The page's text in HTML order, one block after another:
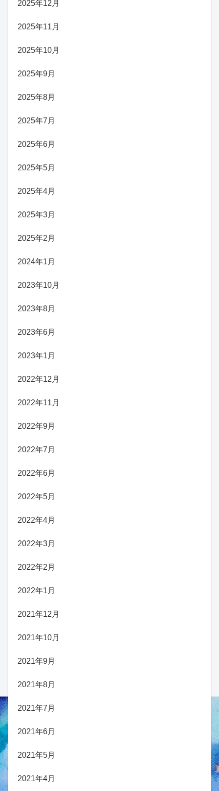
2025年12月
2025年11月
2025年10月
2025年9月
2025年8月
2025年7月
2025年6月
2025年5月
2025年4月
2025年3月
2025年2月
2024年1月
2023年10月
2023年8月
2023年6月
2023年1月
2022年12月
2022年11月
2022年9月
2022年7月
2022年6月
2022年5月
2022年4月
2022年3月
2022年2月
2022年1月
2021年12月
2021年10月
2021年9月
2021年8月
2021年7月
2021年6月
2021年5月
2021年4月